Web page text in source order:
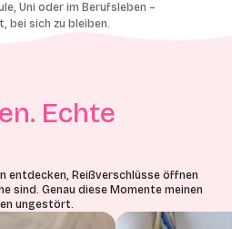
Uni oder im Berufsleben –
bei sich zu bleiben.
Echte
entdecken, Reißverschlüsse öffnen
sind. Genau diese Momente meinen
ungestört.